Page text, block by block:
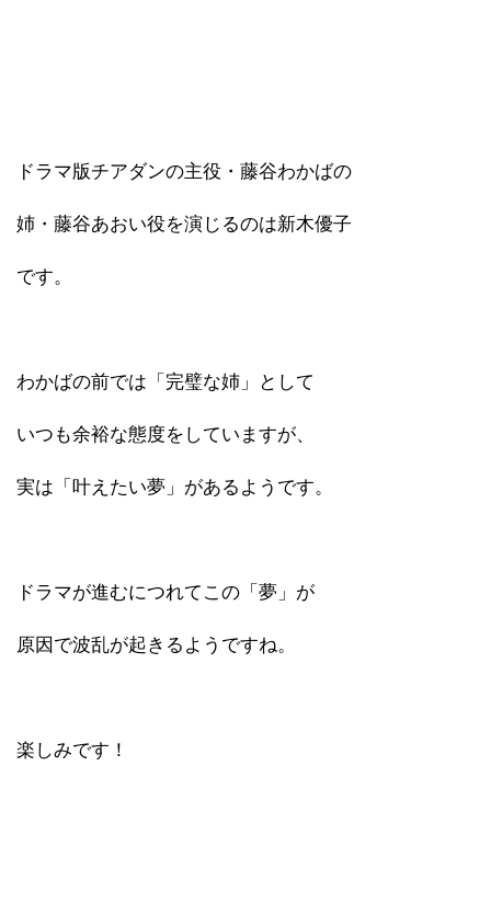
ドラマ版チアダンの主役・藤谷わかばの
姉・藤谷あおい役を演じるのは新木優子
です。
わかばの前では「完璧な姉」として
いつも余裕な態度をしていますが、
実は「叶えたい夢」があるようです。
ドラマが進むにつれてこの「夢」が
原因で波乱が起きるようですね。
楽しみです！